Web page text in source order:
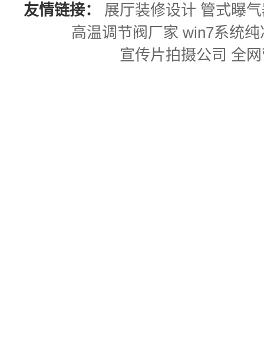
友情链接： 展厅装修设计 管式曝
高温调节阀厂家 win7系统纯
宣传片拍摄公司 全